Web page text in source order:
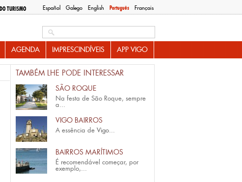
Español Galego English Português Français
TURISMO
AGENDA IMPRESCINDÍVEIS APP VIGO
TAMBÉM LHE PODE INTERESSAR
SÃO ROQUE
Na festa de São Roque, sempre
a...
VIGO BAIRROS
A essência de Vigo...
BAIRROS MARÍTIMOS
É recomendável começar, por
exemplo,...